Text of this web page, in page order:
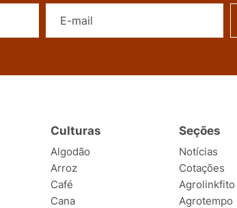
Culturas
Algodão
Arroz
Café
Cana
Seções
Notícias
Cotações
Agrolinkfito
Agrotempo